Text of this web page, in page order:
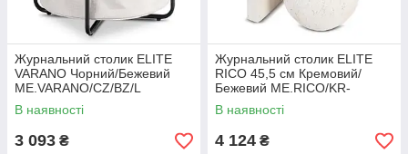
Журнальний столик ELITE
VARANO Чорний/Бежевий
ME.VARANO/CZ/BZ/L
В наявності
3 093 ₴
Журнальний столик ELITE
RICO 45,5 см Кремовий/
Бежевий ME.RICO/KR-
BZ/MGO/L
В наявності
4 124 ₴